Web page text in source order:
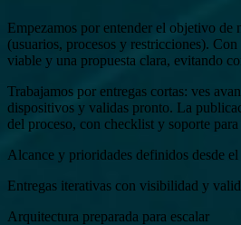
Empezamos por entender el objetivo de
(usuarios, procesos y restricciones).
viable y una propuesta clara, evitando
Trabajamos por entregas cortas: ves
dispositivos y validas pronto. La
del proceso, con checklist y soporte
Alcance y prioridades definidos desde
Entregas iterativas con visibilidad y
Arquitectura preparada para escalar